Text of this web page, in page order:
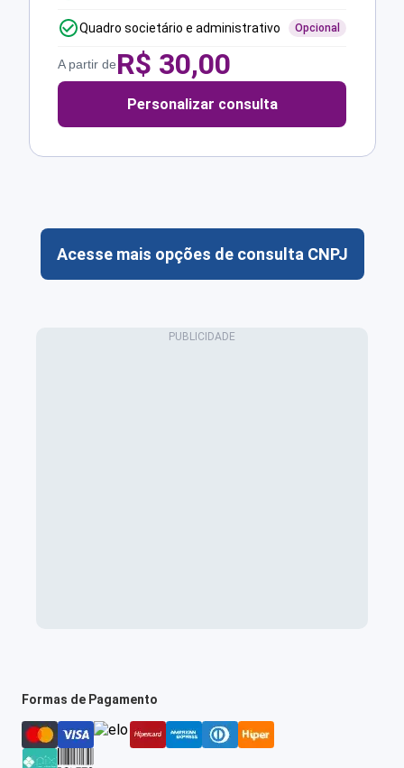
Quadro societário e administrativo Opcional
A partir deR$ 30,00
Personalizar consulta
Acesse mais opções de consulta CNPJ
Formas de Pagamento